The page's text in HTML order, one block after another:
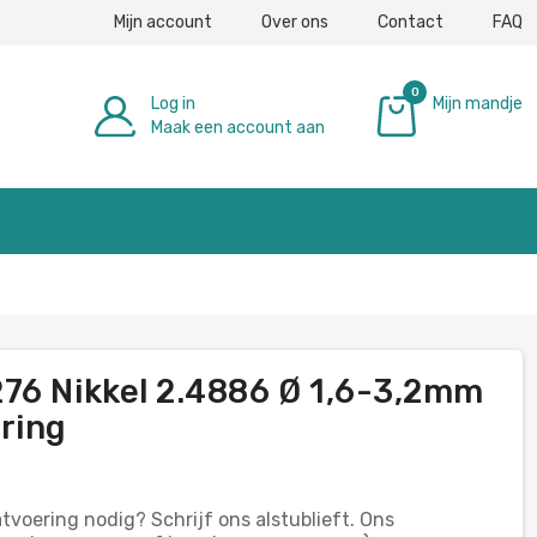
Mijn account Over ons Contact FAQ
Log in
Maak een account aan
0
Mijn mandje
Nikkel 2.4886 Ø 1,6-3,2mm
nodig? Schrijf ons alstublieft. Ons